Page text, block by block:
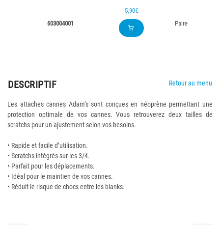
603004001
5,90€
Paire
DESCRIPTIF Retour au menu
Les attaches cannes Adam’s sont conçues en néoprène permettant une
protection optimale de vos cannes. Vous retrouverez deux tailles de
scratchs pour un ajustement selon vos besoins.
• Rapide et facile d’utilisation.
• Scratchs intégrés sur les 3/4.
• Parfait pour les déplacements.
• Idéal pour le maintien de vos cannes.
• Réduit le risque de chocs entre les blanks.